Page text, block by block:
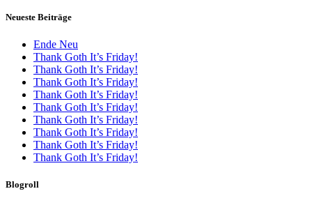
Neueste Beiträge
Ende Neu
Thank Goth It’s Friday!
Thank Goth It’s Friday!
Thank Goth It’s Friday!
Thank Goth It’s Friday!
Thank Goth It’s Friday!
Thank Goth It’s Friday!
Thank Goth It’s Friday!
Thank Goth It’s Friday!
Thank Goth It’s Friday!
Blogroll